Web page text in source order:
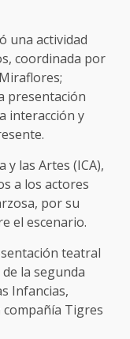
una actividad
coordinada por
presentación
interacción y
las Artes (ICA),
a los actores
por su
el escenario.
teatral
la segunda
Infancias,
Tigres